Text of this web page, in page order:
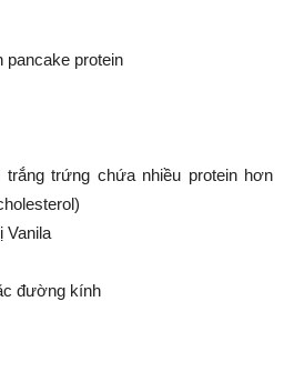
trứng chứa nhiều protein hơn
Vanila
đường kính